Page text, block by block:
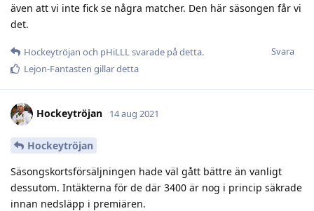
även att vi inte fick se några matcher. Den här säsongen får vi
det.
Svara
Hockeytröjan och pHiLLLsvarade på detta.
Lejon-Fantasten gillar detta
Hockeytröjan 14 aug 2021
Hockeytröjan
Säsongskortsförsäljningen hade väl gått bättre än vanligt
dessutom. Intäkterna för de där 3400 är nog i princip säkrade
innan nedsläpp i premiären.